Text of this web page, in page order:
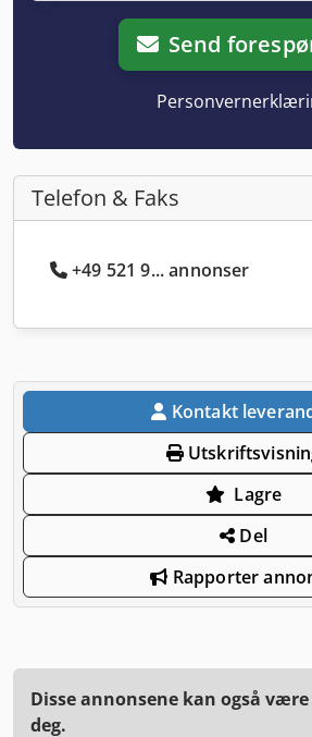
Send
Telefon & Faks
+49 521 9... annonser
Kontakt
Lagre
Del
Rapporter
Disse annonsene kan også
deg.